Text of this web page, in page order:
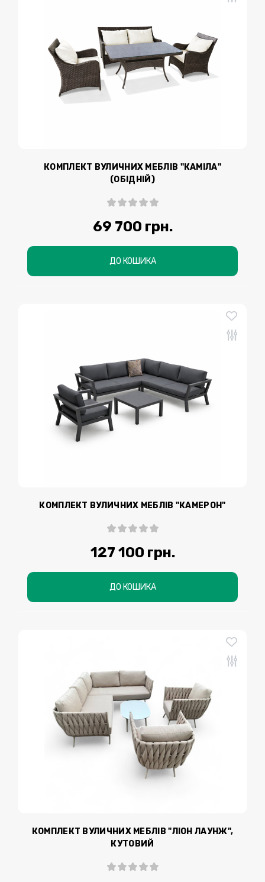
КОМПЛЕКТ ВУЛИЧНИХ МЕБЛІВ "КАМІЛА"
(ОБІДНІЙ)
69 700 грн.
ДО КОШИКА
КОМПЛЕКТ ВУЛИЧНИХ МЕБЛІВ "КАМЕРОН"
127 100 грн.
ДО КОШИКА
КОМПЛЕКТ ВУЛИЧНИХ МЕБЛІВ "ЛІОН ЛАУНЖ",
КУТОВИЙ